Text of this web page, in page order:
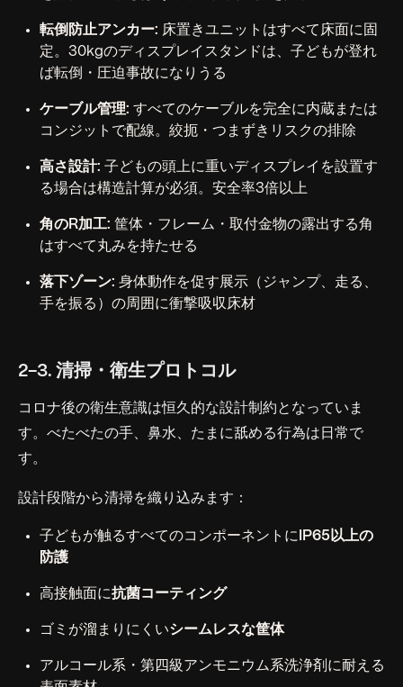
転倒防止アンカー: 床置きユニットはすべて床面に固
定。30kgのディスプレイスタンドは、子どもが登れ
ば転倒・圧迫事故になりうる
ケーブル管理: すべてのケーブルを完全に内蔵または
コンジットで配線。絞扼・つまずきリスクの排除
高さ設計: 子どもの頭上に重いディスプレイを設置す
る場合は構造計算が必須。安全率3倍以上
角のR加工: 筐体・フレーム・取付金物の露出する角
はすべて丸みを持たせる
落下ゾーン: 身体動作を促す展示（ジャンプ、走る、
手を振る）の周囲に衝撃吸収床材
2-3. 清掃・衛生プロトコル
コロナ後の衛生意識は恒久的な設計制約となっていま
す。べたべたの手、鼻水、たまに舐める行為は日常で
す。
設計段階から清掃を織り込みます：
子どもが触るすべてのコンポーネントに IP65以上の
防護
高接触面に抗菌コーティング
ゴミが溜まりにくいシームレスな筐体
アルコール系・第四級アンモニウム系洗浄剤に耐える